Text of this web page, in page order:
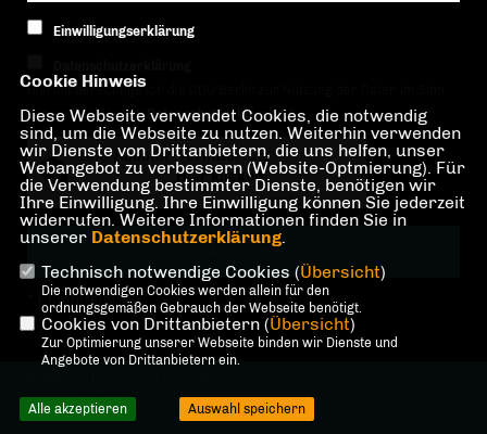
Einwilligungserklärung
Hiermit berechtige ich die CDU Berlin zur Nutzung der Daten im Sinn
der nachfolgenden Datenschutzerklärung.*
Anti-Roboter-Verifizierung
Hier klicken
Friendly Captcha ⇗
* Pflichtfeld!
Alle Rechte vorbehalten.
Cookie Hinweis
Diese Webseite verwendet Cookies, die notwendig
sind, um die Webseite zu nutzen. Weiterhin verwenden
wir Dienste von Drittanbietern, die uns helfen, unser
Webangebot zu verbessern (Website-Optmierung). Für
die Verwendung bestimmter Dienste, benötigen wir
Ihre Einwilligung. Ihre Einwilligung können Sie jederzeit
widerrufen. Weitere Informationen finden Sie in
unserer Datenschutzerklärung.
Technisch notwendige Cookies (Übersicht)
Die notwendigen Cookies werden allein für den
ordnungsgemäßen Gebrauch der Webseite benötigt.
Cookies von Drittanbietern (Übersicht)
Zur Optimierung unserer Webseite binden wir Dienste und
Angebote von Drittanbietern ein.
Alle akzeptieren Auswahl speichern